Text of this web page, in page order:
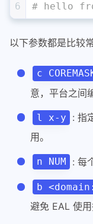
6
# hello
以下参数都是比较
c
意，平台之间
l x-y : 指
用。
n NUM : 每
b
避免 EAL 使用